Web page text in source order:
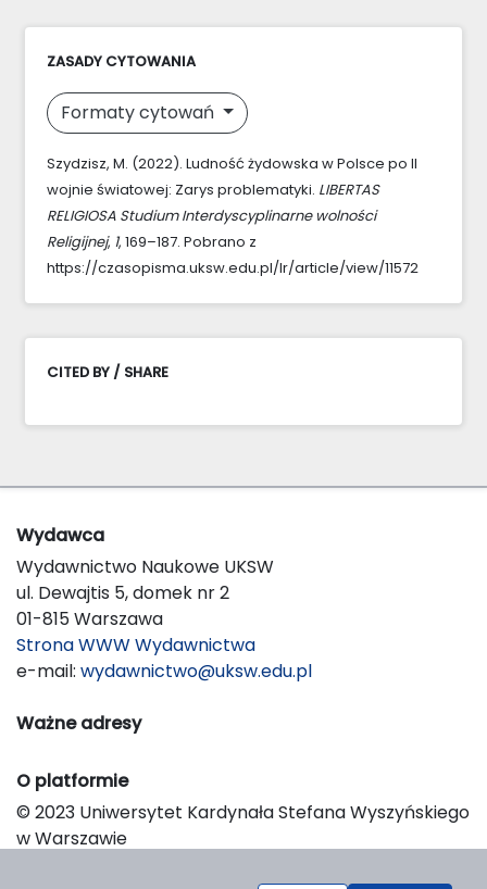
ZASADY CYTOWANIA
Formaty cytowań
Szydzisz, M. (2022). Ludność żydowska w Polsce po II
wojnie światowej: Zarys problematyki. LIBERTAS
RELIGIOSA Studium Interdyscyplinarne wolności
Religijnej, 1, 169–187. Pobrano z
https://czasopisma.uksw.edu.pl/lr/article/view/11572
CITED BY / SHARE
Wydawca
Wydawnictwo Naukowe UKSW
ul. Dewajtis 5, domek nr 2
01-815 Warszawa
Strona WWW Wydawnictwa
e-mail: wydawnictwo@uksw.edu.pl
Ważne adresy
O platformie
© 2023 Uniwersytet Kardynała Stefana Wyszyńskiego
w Warszawie